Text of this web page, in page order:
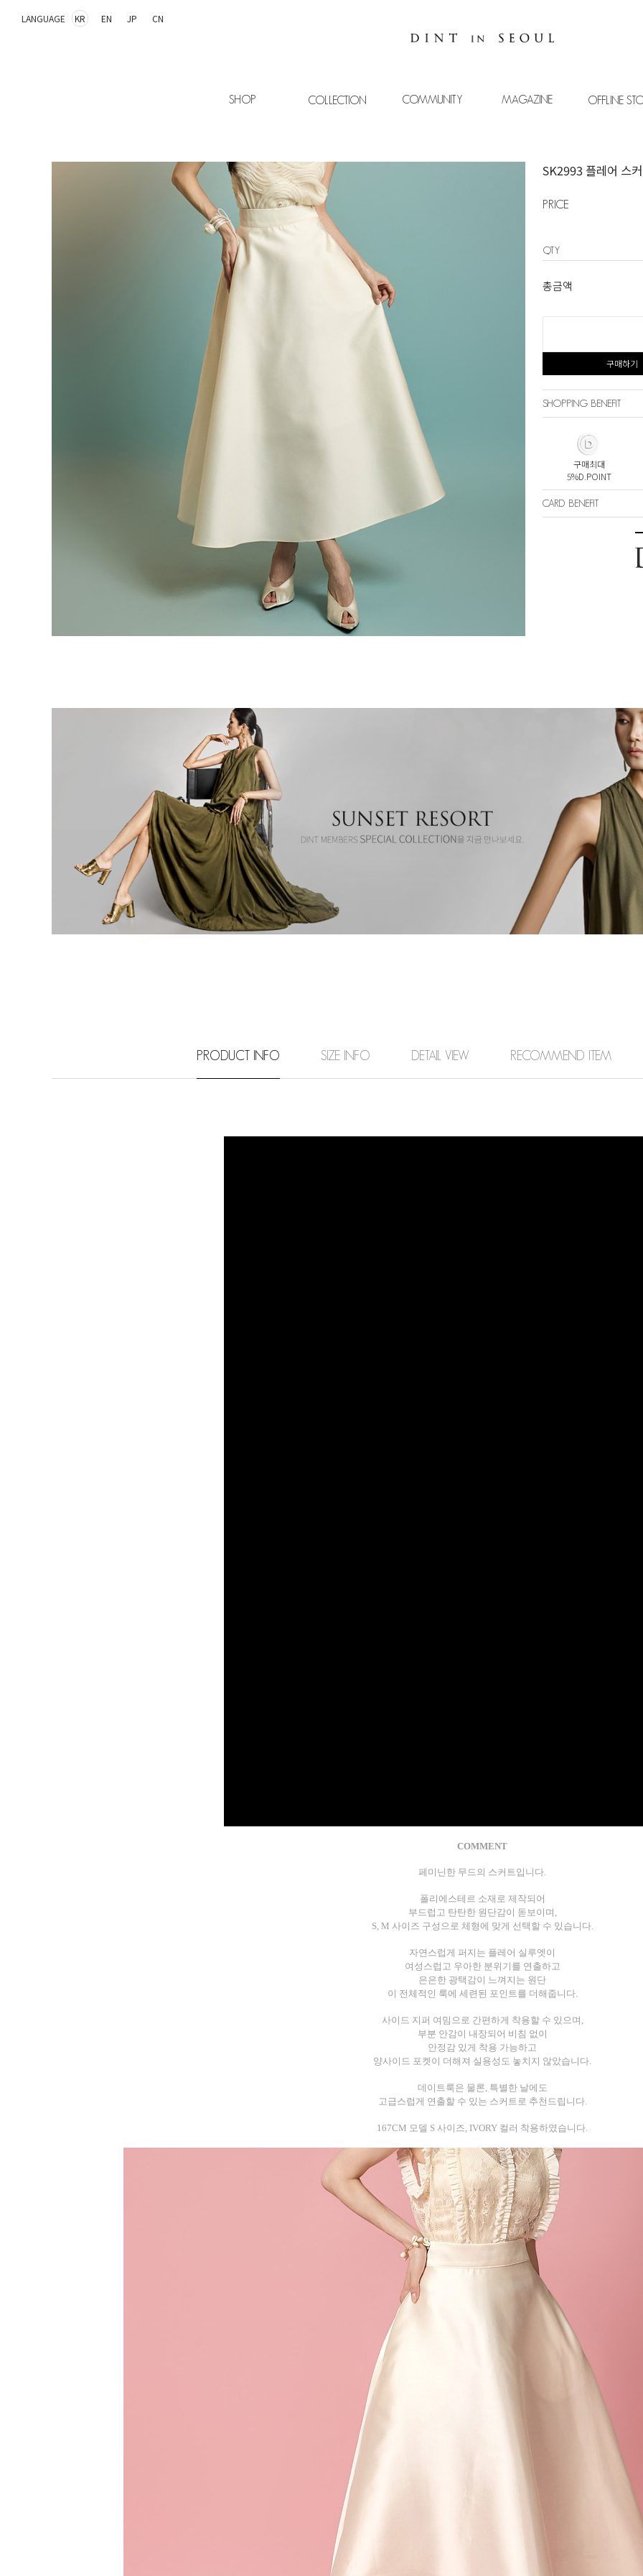
LANGUAGE KR EN JP CN
SHOP COLLECTION COMMUNITY MAGAZINE OFFLINE
SK2993 플레어 스
PRICE
QTY
총금액
구매하기
SHOPPING BENEFIT
구매최대
5%D.POINT
CARD BENEFIT
PRODUCT INFO SIZE INFO DETAIL VIEW RECOMMEND ITEM
COMMENT
페미닌한 무드의 스커트입니다.
폴리에스테르 소재로 제작되어
부드럽고 탄탄한 원단감이 돋보이며,
S, M 사이즈 구성으로 체형에 맞게 선택할 수 있습니다.
자연스럽게 퍼지는 플레어 실루엣이
여성스럽고 우아한 분위기를 연출하고
은은한 광택감이 느껴지는 원단
이 전체적인 룩에 세련된 포인트를 더해줍니다.
사이드 지퍼 여밈으로 간편하게 착용할 수 있으며,
부분 안감이 내장되어 비침 없이
안정감 있게 착용 가능하고
양사이드 포켓이 더해져 실용성도 놓치지 않았습니다.
데이트룩은 물론, 특별한 날에도
고급스럽게 연출할 수 있는 스커트로 추천드립니다.
167CM 모델 S 사이즈, IVORY 컬러 착용하였습니다.